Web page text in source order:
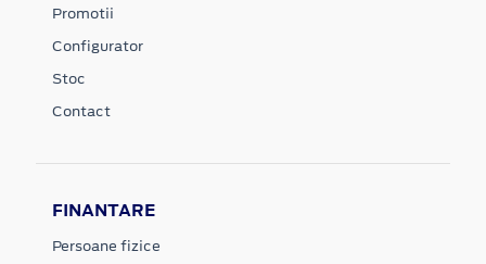
Promotii
Configurator
Stoc
Contact
FINANTARE
Persoane fizice